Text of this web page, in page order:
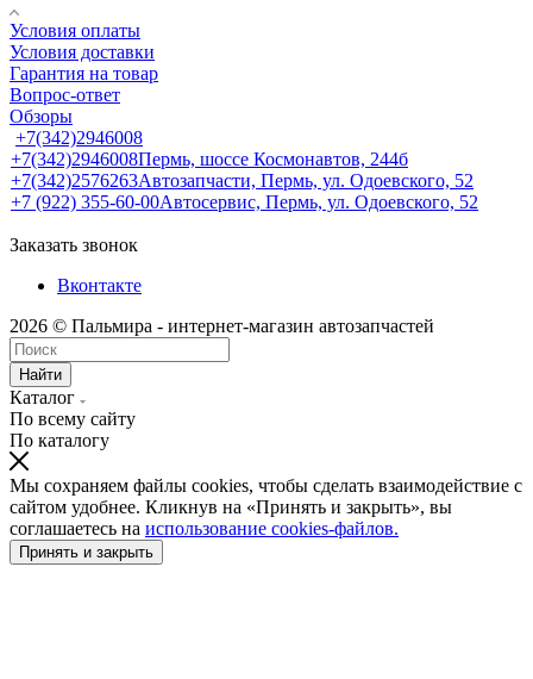
Условия оплаты
Условия доставки
Гарантия на товар
Вопрос-ответ
Обзоры
+7(342)2946008
+7(342)2946008Пермь, шоссе Космонавтов, 244б
+7(342)2576263Автозапчасти, Пермь, ул. Одоевского, 52
+7 (922) 355-60-00Автосервис, Пермь, ул. Одоевского, 52
Заказать звонок
Вконтакте
2026 © Пальмира - интернет-магазин автозапчастей
Найти
Каталог
По всему сайту
По каталогу
Мы сохраняем файлы cookies, чтобы сделать взаимодействие с
сайтом удобнее. Кликнув на «Принять и закрыть», вы
соглашаетесь на использование cookies-файлов.
Принять и закрыть